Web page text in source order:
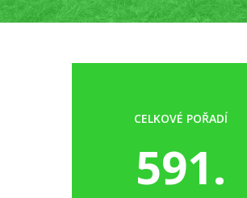
CELKOVÉ POŘADÍ
591.